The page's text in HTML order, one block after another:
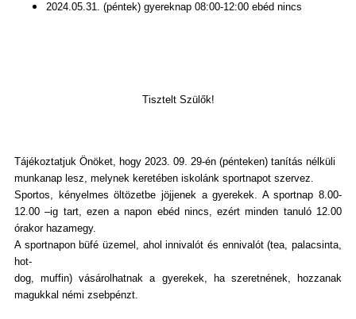
2024.05.31. (péntek) gyereknap 08:00-12:00 ebéd nincs
Tisztelt Szülők!
Tájékoztatjuk Önöket, hogy 2023. 09. 29-én (pénteken) tanítás nélküli
munkanap lesz, melynek keretében iskolánk sportnapot szervez.
Sportos, kényelmes öltözetbe jöjjenek a gyerekek. A sportnap 8.00-
12.00 –ig tart, ezen a napon ebéd nincs, ezért minden tanuló 12.00
órakor hazamegy.
A sportnapon büfé üzemel, ahol innivalót és ennivalót (tea, palacsinta,
hot-
dog, muffin) vásárolhatnak a gyerekek, ha szeretnének, hozzanak
magukkal némi zsebpénzt.